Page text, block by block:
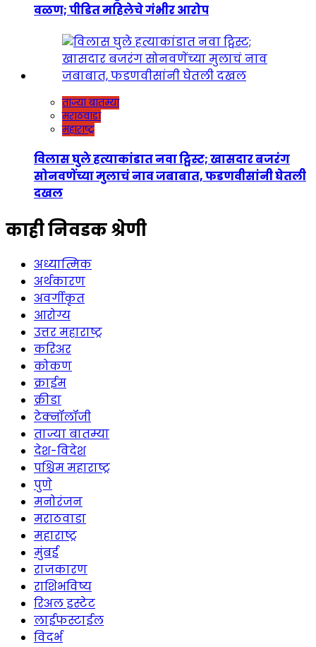
वळण; पीडित महिलेचे गंभीर आरोप
ताज्या बातम्या
मराठवाडा
महाराष्ट्र
विलास घुले हत्याकांडात नवा ट्विस्ट; खासदार बजरंग
सोनवणेंच्या मुलाचं नाव जबाबात, फडणवीसांनी घेतली
दखल
काही निवडक श्रेणी
अध्यात्मिक
अर्थकारण
अवर्गीकृत
आरोग्य
उत्तर महाराष्ट्र
करिअर
कोकण
क्राईम
क्रीडा
टेक्नॉलॉजी
ताज्या बातम्या
देश-विदेश
पश्चिम महाराष्ट्र
पुणे
मनोरंजन
मराठवाडा
महाराष्ट्र
मुंबई
राजकारण
राशिभविष्य
रिअल इस्टेट
लाईफस्टाईल
विदर्भ